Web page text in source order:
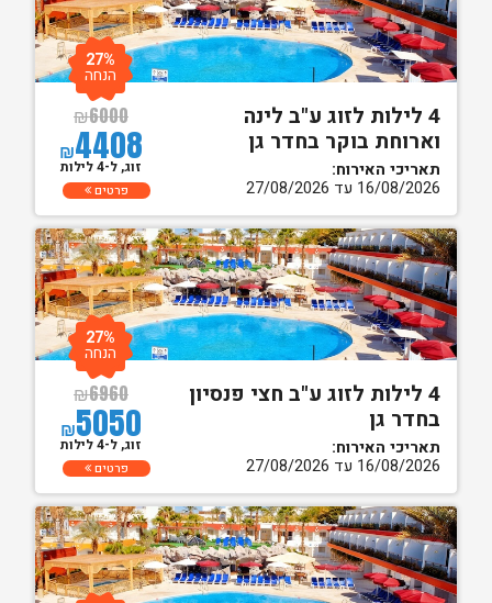
4 לילות לזוג ע"ב לינה
וארוחת בוקר בחדר גן
תאריכי האירוח:
16/08/2026 עד 27/08/2026
₪6000
₪4408
27%
הנחה
זוג, ל-4 לילות
פרטים
4 לילות לזוג ע"ב חצי פנסיון
בחדר גן
תאריכי האירוח:
16/08/2026 עד 27/08/2026
₪6960
₪5050
27%
הנחה
זוג, ל-4 לילות
פרטים